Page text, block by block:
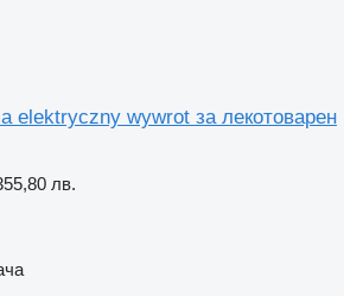
elektryczny wywrot за лекотоварен
лв.